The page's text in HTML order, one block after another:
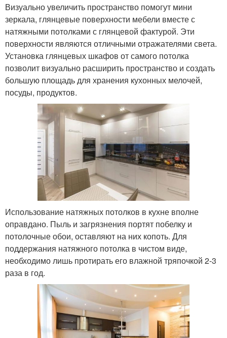
Визуально увеличить пространство помогут мини
зеркала, глянцевые поверхности мебели вместе с
натяжными потолками с глянцевой фактурой. Эти
поверхности являются отличными отражателями света.
Установка глянцевых шкафов от самого потолка
позволит визуально расширить пространство и создать
большую площадь для хранения кухонных мелочей,
посуды, продуктов.
Использование натяжных потолков в кухне вполне
оправдано. Пыль и загрязнения портят побелку и
потолочные обои, оставляют на них копоть. Для
поддержания натяжного потолка в чистом виде,
необходимо лишь протирать его влажной тряпочкой 2-3
раза в год.